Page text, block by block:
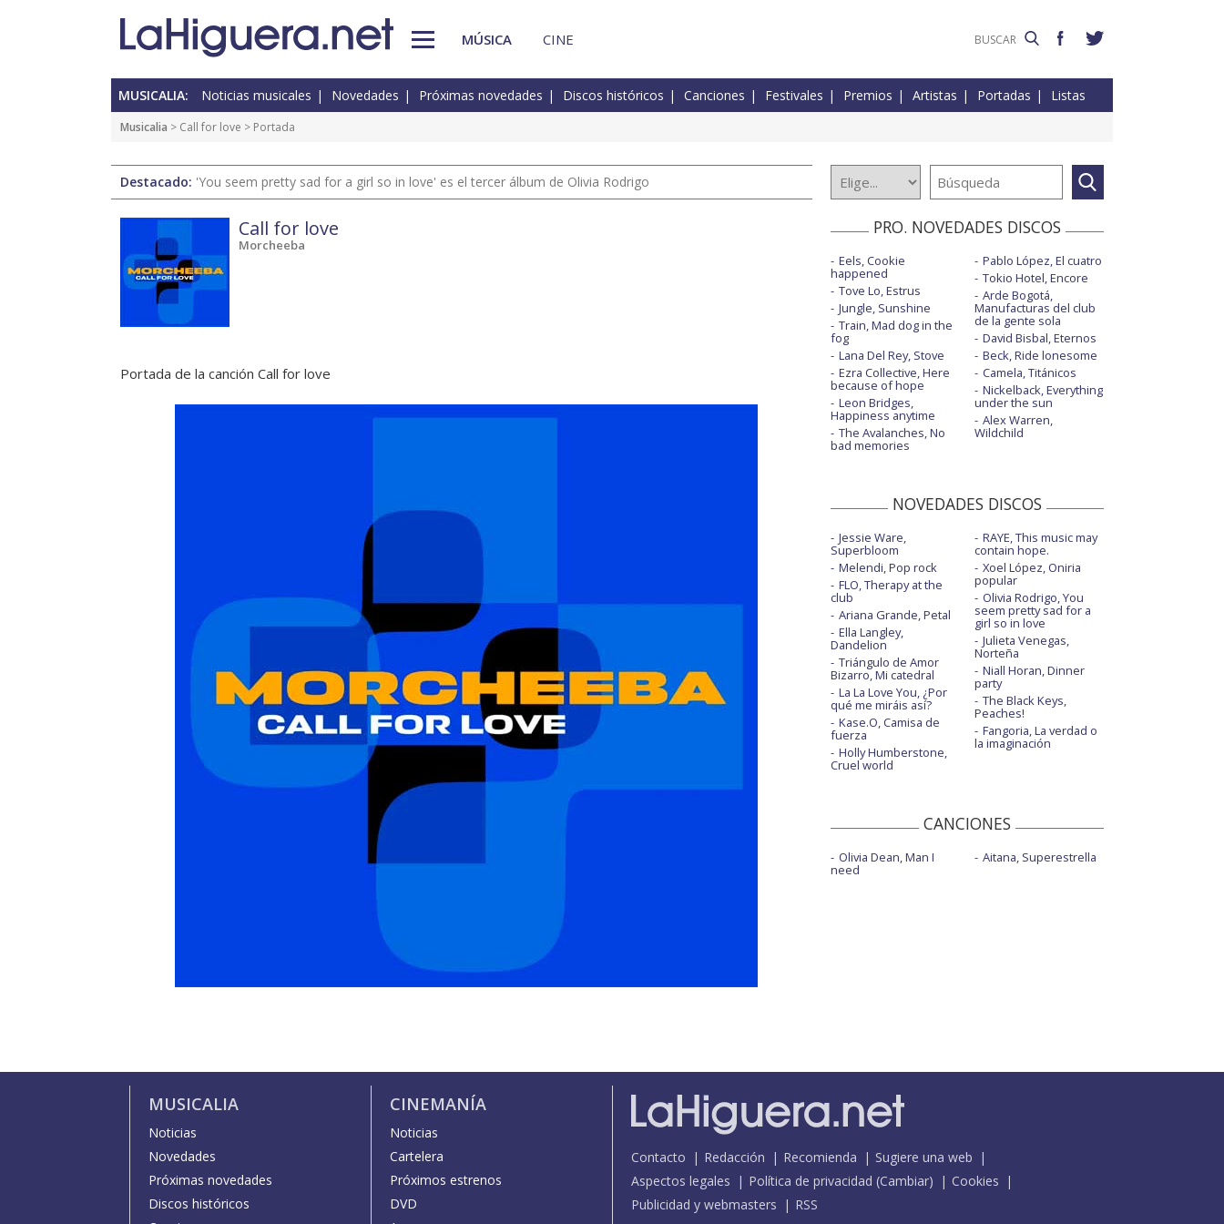
MÚSICA CINE
MUSICALIA: Noticias musicales Novedades Próximas novedades Discos históricos Canciones Festivales Premios Artistas Portadas Listas
Musicalia > Call for love > Portada
Destacado: 'You seem pretty sad for a girl so in love' es el tercer álbum de Olivia Rodrigo
Call for love
Morcheeba
Portada de la canción Call for love
PRO. NOVEDADES DISCOS
Eels, Cookie
happened
Tove Lo, Estrus
Jungle, Sunshine
Train, Mad dog in the
fog
Lana Del Rey, Stove
Ezra Collective, Here
because of hope
Leon Bridges,
Happiness anytime
The Avalanches, No
bad memories
Pablo López, El cuatro
Tokio Hotel, Encore
Arde Bogotá,
Manufacturas del club
de la gente sola
David Bisbal, Eternos
Beck, Ride lonesome
Camela, Titánicos
Nickelback, Everything
under the sun
Alex Warren,
Wildchild
NOVEDADES DISCOS
Jessie Ware,
Superbloom
Melendi, Pop rock
FLO, Therapy at the
club
Ariana Grande, Petal
Ella Langley,
Dandelion
Triángulo de Amor
Bizarro, Mi catedral
La La Love You, ¿Por
qué me miráis así?
Kase.O, Camisa de
fuerza
Holly Humberstone,
Cruel world
RAYE, This music may
contain hope.
Xoel López, Oniria
popular
Olivia Rodrigo, You
seem pretty sad for a
girl so in love
Julieta Venegas,
Norteña
Niall Horan, Dinner
party
The Black Keys,
Peaches!
Fangoria, La verdad o
la imaginación
CANCIONES
Olivia Dean, Man I
need
Aitana, Superestrella
MUSICALIA
Noticias
Novedades
Próximas novedades
Discos históricos
CINEMANÍA
Noticias
Cartelera
Próximos estrenos
DVD
Contacto Redacción Recomienda
Sugiere una web
Aspectos legales
Política de privacidad (Cambiar)
Cookies
Publicidad y webmasters
RSS